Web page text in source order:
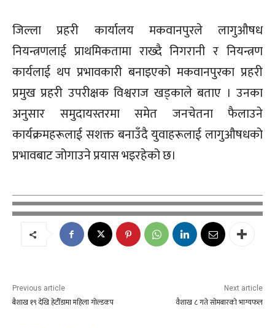
जिल्ला प्रहरी कार्यालय मकवानपुरले लागुऔषध
नियन्त्रणलाई प्राथमिकतामा राख्दै निगरानी र नियन्त्रण
कार्यलाई थप प्रभावकारी बनाइएको मकवानपुरका प्रहरी
प्रमुख प्रहरी उपरीक्षक विश्वराज खड्काले बताए । उनका
अनुसार समुदायस्तरमा समेत जनचेतना फैलाउने
कार्यक्रमहरूलाई सशक्त बनाउँदै युवाहरूलाई लागुऔषधको
प्रभावबाट जोगाउने प्रयास भइरहेको छ।
Previous article
बैशाख १९ देखि हेटौँडामा महिला गोल्डकप
Next article
वैशाख ८ गते सोमबारको भाग्यफल